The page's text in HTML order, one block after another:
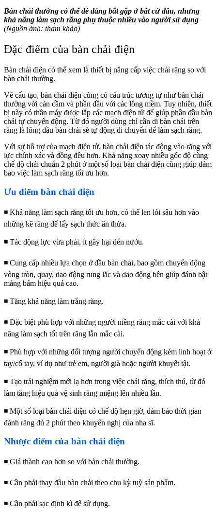
Bàn chải thường có thể dễ dàng bắt gặp ở bất cứ đâu, nhưng
khả năng làm sạch răng phụ thuộc nhiều vào người sử dụng
(Nguồn ảnh: tham khảo)
Đặc điểm của bàn chải điện
Bàn chải điện có thể xem là thiết bị nâng cấp việc chải răng so với
bàn chải thường.
Về cấu tạo, bàn chải điện cũng có cấu trúc tương tự như bàn chải
thường với cán cầm và phần đầu với các lông mềm. Tuy nhiên, thiết
bị này có thân máy được lắp các mạch điện tử để giúp phần đầu bàn
chải tự chuyển động. Từ đó người dùng chỉ cần di bàn chải trên
răng là lông đầu bàn chải sẽ tự động di chuyển để làm sạch răng.
Với sự hỗ trợ của mạch điện tử, bàn chải điện tác động vào răng với
lực chính xác và đồng đều hơn. Khả năng xoay nhiều góc độ cùng
chế độ chải chuẩn 2 phút ở một số loại bàn chải điện cũng giúp đảm
bảo việc làm sạch răng tối ưu hơn.
Ưu điểm bàn chải điện
◾ Khả năng làm sạch răng tối ưu hơn, có thể len lỏi sâu hơn vào
những kẽ răng để lấy sạch thức ăn thừa.
◾ Tác động lực vừa phải, ít gây hại đến nướu.
◾ Cung cấp nhiều lựa chọn ở đầu bàn chải, bao gồm chuyển động
vòng tròn, quay, dao động rung lắc và dao động bên giúp đánh bật
mảng bám hiệu quả cao.
◾ Tăng khả năng làm trắng răng.
◾ Đặc biệt phù hợp với những người niềng răng mắc cài với khả
năng làm sạch tốt trên răng lẫn mắc cài.
◾ Phù hợp với những đối tượng người chuyển động kém linh hoạt ở
tay/cổ tay, ví dụ như trẻ em, người già hoặc người khuyết tật.
◾ Tạo trải nghiệm mới lạ hơn trong việc chải răng, thích thú, từ đó
làm tăng hiệu quả vệ sinh răng miệng lên nhiều lần.
◾ Một số loại bàn chải điện có chế độ hẹn giờ, đảm bảo thời gian
đánh răng đủ 2 phút theo khuyến nghị của nha sĩ.
Nhược điểm của bàn chải điện
◾ Giá thành cao hơn so với bàn chải thường.
◾ Cần phải thay đầu bàn chải theo chu kỳ tuỳ sản phẩm.
◾ Cần phải sạc định kì để sử dụng.